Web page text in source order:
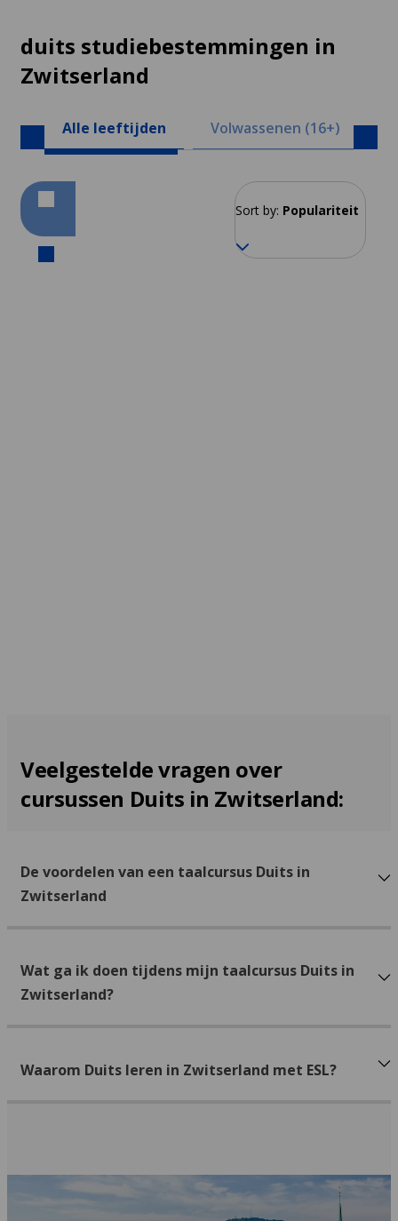
duits studiebestemmingen in
Zwitserland
Alle leeftijden Volwassenen (16+)
Sort by: Populariteit
Veelgestelde vragen over
cursussen Duits in Zwitserland:
De voordelen van een taalcursus Duits in
Zwitserland
Wat ga ik doen tijdens mijn taalcursus Duits in
Zwitserland?
Waarom Duits leren in Zwitserland met ESL?